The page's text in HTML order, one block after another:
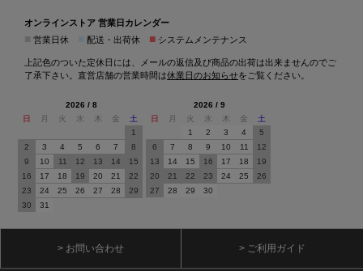
オンラインストア 営業日カレンダー
営業日休 配送・出荷休 ■ システムメンテナンス
上記色のついた定休日には、メールの返信及び商品の出荷は出来ませんのでご
了承下さい。直営店舗の営業時間は休業日のお知らせをご覧ください。
2026 / 8
日
月 火 水 木 金
土
1
2
3 4 5 6 7
8
9
10 11 12 13 14
15
16
17 18 19 20 21
22
23
24 25 26 27 28
29
30
31
2026 / 9
日
月 火 水 木 金
土
1
2 3 4
5
6
7 8 9 10 11
12
13
14 15 16 17 18
19
20
21 22 23 24 25
26
27
28 29 30
> お問い合わせ > ご利用ガイド